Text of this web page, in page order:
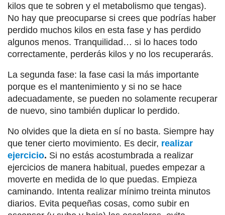
kilos que te sobren y el metabolismo que tengas).
No hay que preocuparse si crees que podrías haber
perdido muchos kilos en esta fase y has perdido
algunos menos. Tranquilidad… si lo haces todo
correctamente, perderás kilos y no los recuperarás.
La segunda fase: la fase casi la más importante
porque es el mantenimiento y si no se hace
adecuadamente, se pueden no solamente recuperar
de nuevo, sino también duplicar lo perdido.
No olvides que la dieta en sí no basta. Siempre hay
que tener cierto movimiento. Es decir, realizar
ejercicio. Si no estás acostumbrada a realizar
ejercicios de manera habitual, puedes empezar a
moverte en medida de lo que puedas. Empieza
caminando. Intenta realizar mínimo treinta minutos
diarios. Evita pequeñas cosas, como subir en